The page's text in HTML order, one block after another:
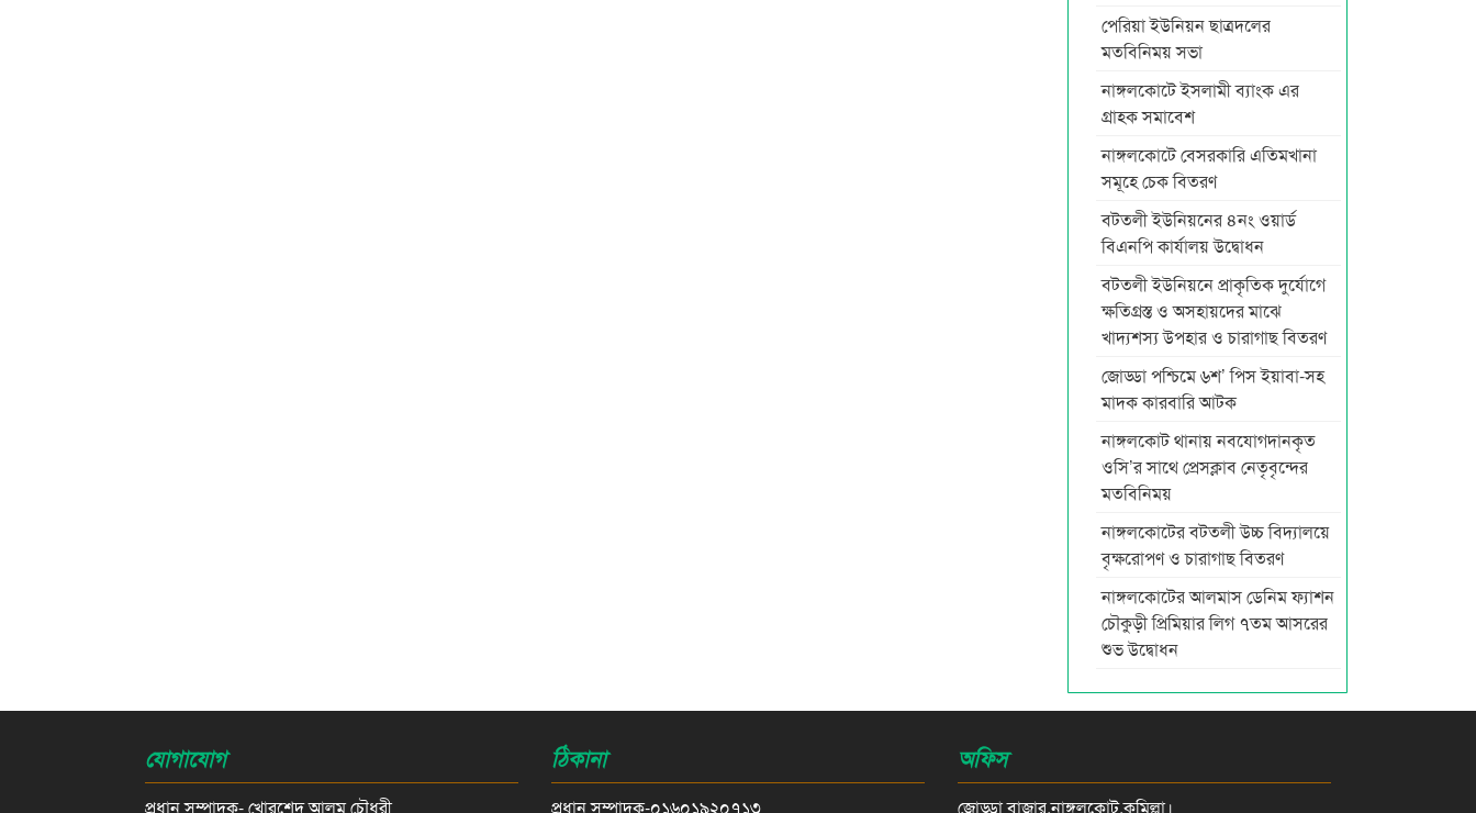
পেরিয়া ইউনিয়ন ছাত্রদলের
মতবিনিময় সভা
নাঙ্গলকোটে ইসলামী ব্যাংক এর
গ্রাহক সমাবেশ
নাঙ্গলকোটে বেসরকারি এতিমখানা
সমূহে চেক বিতরণ
বটতলী ইউনিয়নের ৪নং ওয়ার্ড
বিএনপি কার্যালয় উদ্বোধন
বটতলী ইউনিয়নে প্রাকৃতিক দুর্যোগে
ক্ষতিগ্রস্ত ও অসহায়দের মাঝে
খাদ্যশস্য উপহার ও চারাগাছ বিতরণ
জোড্ডা পশ্চিমে ৬শ’ পিস ইয়াবা-সহ
মাদক কারবারি আটক
নাঙ্গলকোট থানায় নবযোগদানকৃত
ওসি’র সাথে প্রেসক্লাব নেতৃবৃন্দের
মতবিনিময়
নাঙ্গলকোটের বটতলী উচ্চ বিদ্যালয়ে
বৃক্ষরোপণ ও চারাগাছ বিতরণ
নাঙ্গলকোটের আলমাস ডেনিম ফ্যাশন
চৌকুড়ী প্রিমিয়ার লিগ ৭তম আসরের
শুভ উদ্বোধন
যোগাযোগ
প্রধান সম্পাদক- খোরশেদ আলম চৌধুরী
ঠিকানা
প্রধান সম্পাদক-০১৬০১৯২০৭১৩
অফিস
জোড্ডা বাজার,নাঙ্গলকোট,কুমিল্লা।